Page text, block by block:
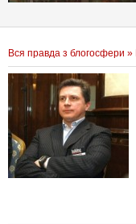
Вся правда з блогосфери »